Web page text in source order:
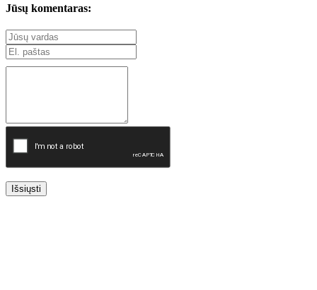
Jūsų komentaras:
Išsiųsti